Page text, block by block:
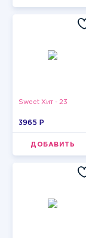
Sweet Хит - 23
3965 P
ДОБАВИТЬ